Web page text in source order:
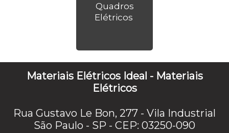
Quadros
Elétricos
Materiais Elétricos Ideal - Materiais
Elétricos
Rua Gustavo Le Bon, 277 - Vila Industrial
São Paulo - SP - CEP: 03250-090